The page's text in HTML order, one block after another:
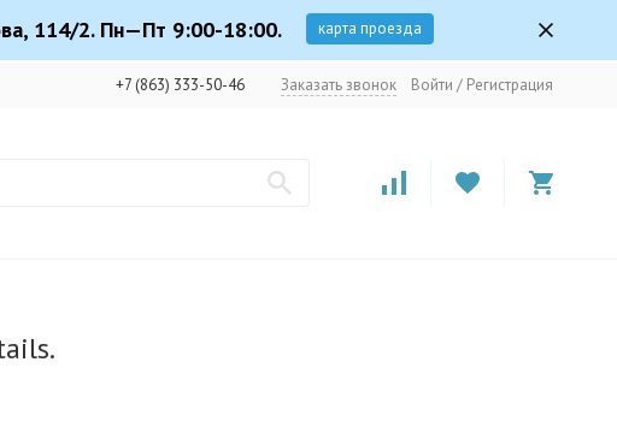
114/2. Пн—Пт 9:00-18:00. карта проезда
+7 (863) 333-50-46 Заказать звонок Войти / Регистрация